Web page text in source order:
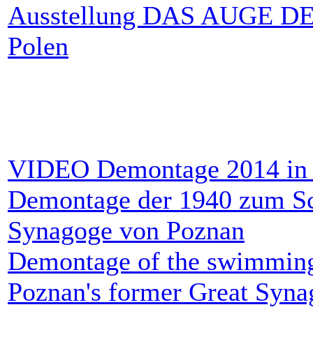
Ausstellung DAS AUGE
Polen
VIDEO Demontage 2014
Demontage der 1940 zum
Synagoge von Poznan
Demontage of the
Poznan's former Great